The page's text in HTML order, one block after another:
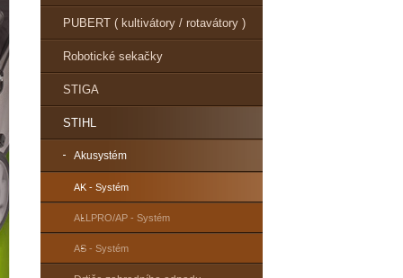
PUBERT ( kultivátory / rotavátory )
Robotické sekačky
STIGA
STIHL
Akusystém
AK - Systém
ALLPRO/AP - Systém
AS - Systém